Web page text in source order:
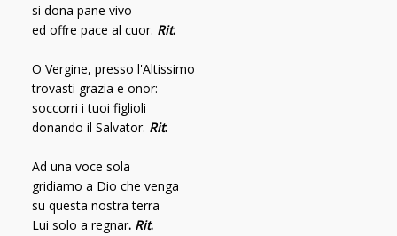
si dona pane vivo
ed offre pace al cuor. Rit.
O Vergine, presso l'Altissimo
trovasti grazia e onor:
soccorri i tuoi figlioli
donando il Salvator. Rit.
Ad una voce sola
gridiamo a Dio che venga
su questa nostra terra
Lui solo a regnar. Rit.